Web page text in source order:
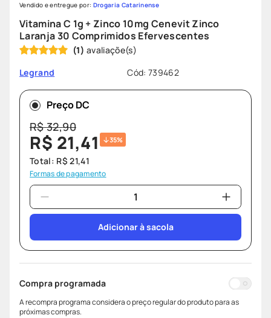
mounjaro
8 º
ozivy
9º
lenço umedecido
10º protetor solar
Vitamina C 1g + Zinco 10mg Cenevit Zinco
Laranja 30 Comprimidos Efervescentes
(1)
Legrand
Cód: 739462
Vendido e entregue por: Drogaria Catarinense
Preço DC
R$32,90
R$ 21,41 35%
Total: R$ 21,41
Formas de pagamento
Adicionar à sacola
Compra programada
A recompra programa considera o preço regular do produto para as
próximas compras.